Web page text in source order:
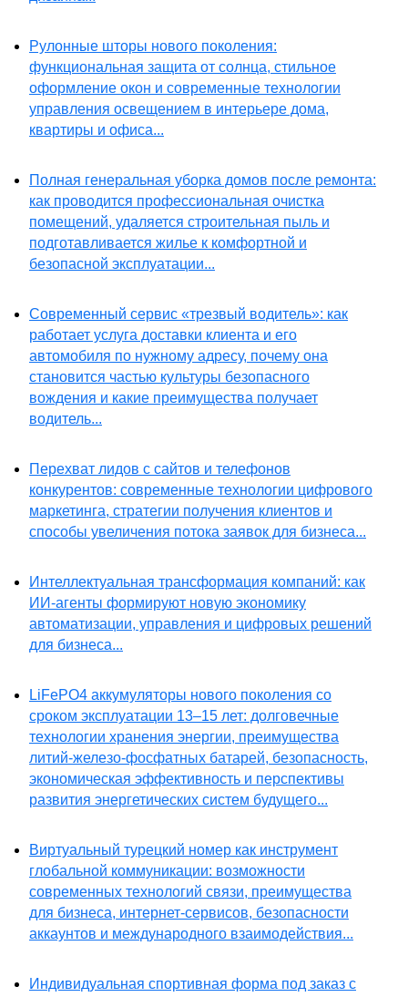
Рулонные шторы нового поколения:
функциональная защита от солнца, стильное
оформление окон и современные технологии
управления освещением в интерьере дома,
квартиры и офиса...
Полная генеральная уборка домов после ремонта:
как проводится профессиональная очистка
помещений, удаляется строительная пыль и
подготавливается жилье к комфортной и
безопасной эксплуатации...
Современный сервис «трезвый водитель»: как
работает услуга доставки клиента и его
автомобиля по нужному адресу, почему она
становится частью культуры безопасного
вождения и какие преимущества получает
водитель...
Перехват лидов с сайтов и телефонов
конкурентов: современные технологии цифрового
маркетинга, стратегии получения клиентов и
способы увеличения потока заявок для бизнеса...
Интеллектуальная трансформация компаний: как
ИИ-агенты формируют новую экономику
автоматизации, управления и цифровых решений
для бизнеса...
LiFePO4 аккумуляторы нового поколения со
сроком эксплуатации 13–15 лет: долговечные
технологии хранения энергии, преимущества
литий-железо-фосфатных батарей, безопасность,
экономическая эффективность и перспективы
развития энергетических систем будущего...
Виртуальный турецкий номер как инструмент
глобальной коммуникации: возможности
современных технологий связи, преимущества
для бизнеса, интернет-сервисов, безопасности
аккаунтов и международного взаимодействия...
Индивидуальная спортивная форма под заказ с